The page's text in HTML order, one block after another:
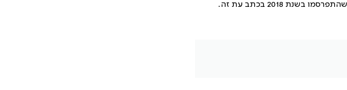
2018 בכתב עת זה.